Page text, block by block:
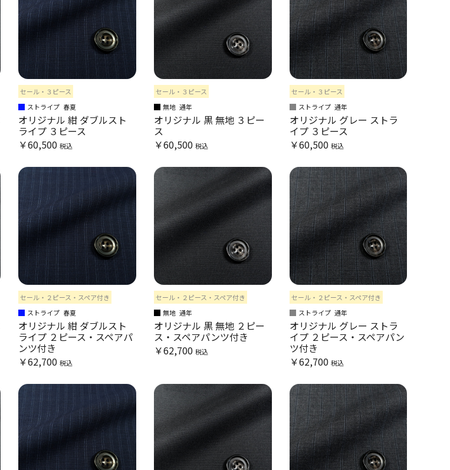
セール・３ピース
ストライプ 春夏
オリジナル 紺 ダブルスト
ライプ ３ピース
￥60,500税込
セール・３ピース
無地 通年
オリジナル 黒 無地 ３ピー
ス
￥60,500税込
セール・３ピース
ストライプ 通年
オリジナル グレー ストラ
イプ ３ピース
￥60,500 税込
セール・２ピース・スペア付き
ストライプ 春夏
オリジナル 紺 ダブルスト
ライプ ２ピース・スペアパ
ンツ付き
￥62,700税込
セール・２ピース・スペア付き
無地 通年
オリジナル 黒 無地 ２ピー
ス・スペアパンツ付き
￥62,700税込
セール・２ピース・スペア付き
ストライプ 通年
オリジナル グレー ストラ
イプ ２ピース・スペアパン
ツ付き
￥62,700 税込